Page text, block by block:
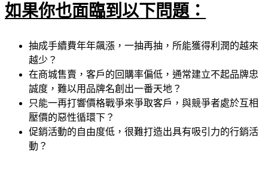
如果你也面臨到以下問題：
抽成手續費年年飆漲，一抽再抽，所能獲得利潤的越來
越少？
在商城售賣，客戶的回購率偏低，通常建立不起品牌忠
誠度，難以用品牌名創出一番天地？
只能一再打響價格戰爭來爭取客戶，與競爭者處於互相
壓價的惡性循環下？
促銷活動的自由度低，很難打造出具有吸引力的行銷活
動？